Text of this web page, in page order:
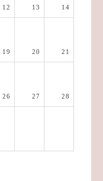
12 13 14
19 20 21
26 27 28